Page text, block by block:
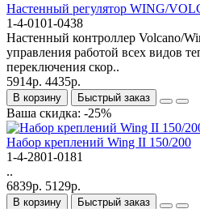
Настенный регулятор WING/
1-4-0101-0438
Настенный контроллер Volcano/
управления работой всех видов
переключения скор..
5914р. 4435р.
В корзину Быстрый заказ
Ваша скидка: -25%
Набор креплений Wing II 150/200
1-4-2801-0181
..
6839р. 5129р.
В корзину Быстрый заказ